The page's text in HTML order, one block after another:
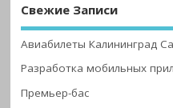
Свежие Записи
Авиабилеты Калининград
Разработка мобильных
Премьер-бас